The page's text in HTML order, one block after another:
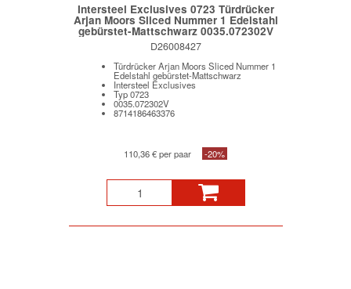
Intersteel Exclusives 0723 Türdrücker
Arjan Moors Sliced Nummer 1 Edelstahl
gebürstet-Mattschwarz 0035.072302V
D26008427
Türdrücker Arjan Moors Sliced Nummer 1
Edelstahl gebürstet-Mattschwarz
Intersteel Exclusives
Typ 0723
0035.072302V
8714186463376
110,36 € per paar -20%